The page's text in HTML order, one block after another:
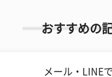
おすすめの
メール・LINE